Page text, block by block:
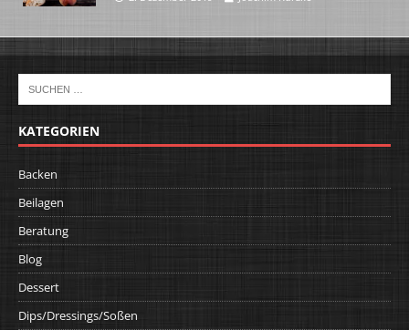
KATEGORIEN
Backen
Beilagen
Beratung
Blog
Dessert
Dips/Dressings/Soßen